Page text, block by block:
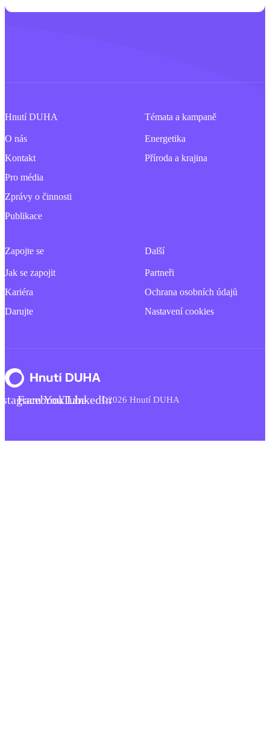
Hnutí DUHA
O nás
Kontakt
Pro média
Zprávy o činnosti
Publikace
Témata a kampaně
Energetika
Příroda a krajina
Zapojte se
Jak se zapojit
Kariéra
Darujte
Další
Partneři
Ochrana osobních údajů
Nastavení cookies
FacebookYouTubeLinkedIn©2026 Hnutí DUHA